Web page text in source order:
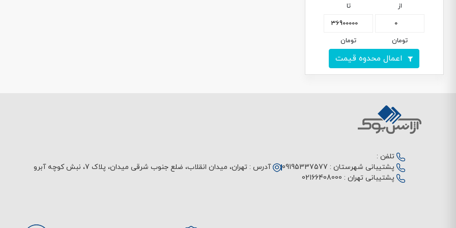
از
تومان
تا
تومان
اعمال محدوه قیمت
تلفن :
پشتیبانی شهرستان : 09195337577
پشتیبانی تهران : 02166408000
آدرس : تهران، میدان انقلاب، ضلع جنوب شرقی میدان، پلاک 7، نبش کوچه آبرو